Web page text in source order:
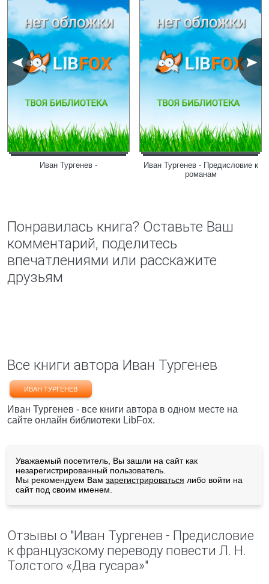
Иван Тургенев -
Иван Тургенев - Предисловие к
романам
Понравилась книга? Оставьте Ваш
комментарий, поделитесь
впечатлениями или расскажите
друзьям
Все книги автора Иван Тургенев
ИВАН ТУРГЕНЕВ
Иван Тургенев - все книги автора в одном месте на
сайте онлайн библиотеки LibFox.
Уважаемый посетитель, Вы зашли на сайт как
незарегистрированный пользователь.
Мы рекомендуем Вам зарегистрироваться либо войти на
сайт под своим именем.
Отзывы о "Иван Тургенев - Предисловие
к французскому переводу повести Л. Н.
Толстого «Два гусара»"